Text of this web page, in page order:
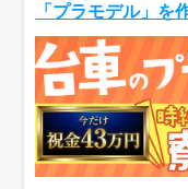
「プラモデル」を